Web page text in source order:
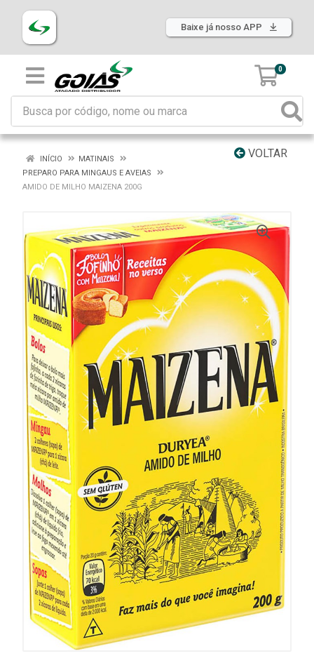
Baixe já nosso APP
0
VOLTAR
INÍCIO
MATINAIS
PREPARO PARA MINGAUS E AVEIAS
AMIDO DE MILHO MAIZENA 200G